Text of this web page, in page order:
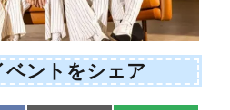
ベントをシェア